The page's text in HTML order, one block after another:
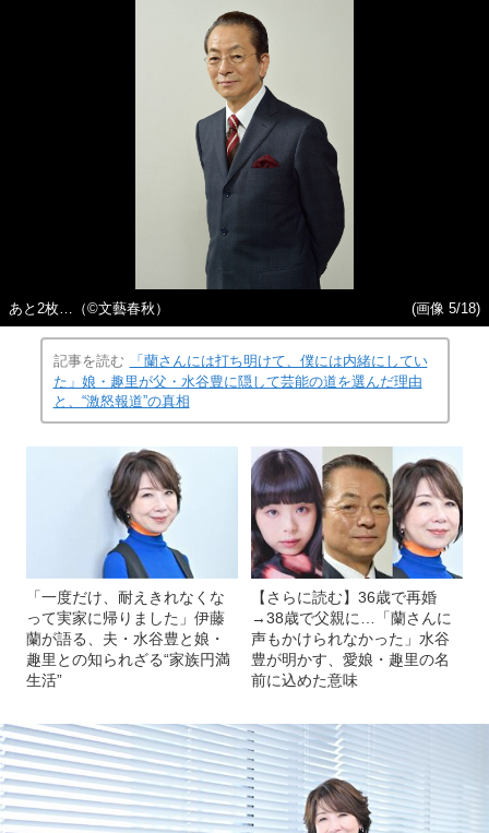
あと2枚…（©︎文藝春秋） (画像 5/18)
記事を読む
「蘭さんには打ち明けて、僕には内緒にしてい
た」娘・趣里が父・水谷豊に隠して芸能の道を選んだ理由
と、“激怒報道”の真相
「一度だけ、耐えきれなくな
って実家に帰りました」伊藤
蘭が語る、夫・水谷豊と娘・
趣里との知られざる“家族円満
生活”
【さらに読む】36歳で再婚
→38歳で父親に…「蘭さんに
声もかけられなかった」水谷
豊が明かす、愛娘・趣里の名
前に込めた意味